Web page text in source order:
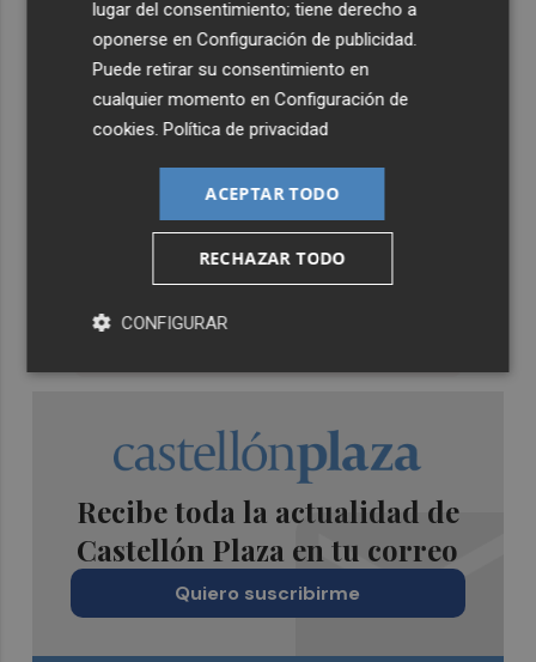
Recibe toda la actualidad de
Castellón Plaza en tu correo
Quiero suscribirme
lugar del consentimiento; tiene derecho a
oponerse enConfiguración de publicidad.
Puede retirar su consentimiento en
cualquier momento enConfiguración de
cookies.Política de privacidad
ACEPTAR TODO
RECHAZAR TODO
CONFIGURAR